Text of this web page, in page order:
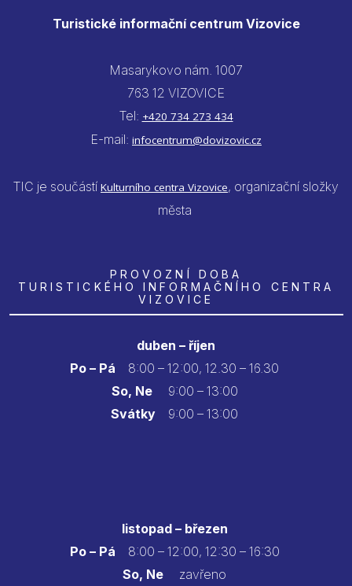
Turistické informační centrum Vizovice
Masarykovo nám. 1007
763 12 VIZOVICE
Tel: +420 734 273 434
E-mail: infocentrum@dovizovic.cz
TIC je součástí Kulturního centra Vizovice, organizační složky
města
PROVOZNÍ DOBA
TURISTICKÉHO INFORMAČNÍHO CENTRA
VIZOVICE
duben – říjen
Po – Pá
8:00 – 12:00, 12.30 – 16.30
So, Ne9:00 – 13:00
Svátky 9:00 – 13:00
listopad – březen
Po – Pá 8:00 – 12:00, 12:30 – 16:30
So, Ne zavřeno